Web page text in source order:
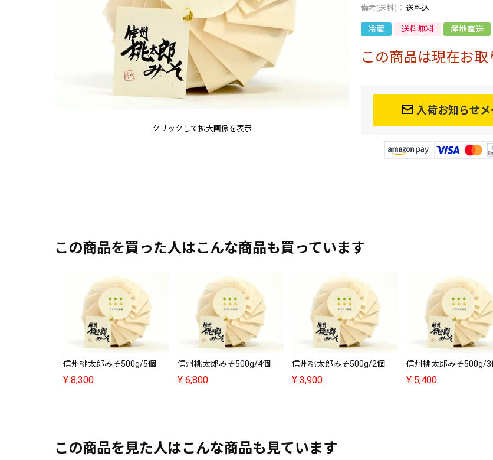
クリックして拡大画像を表示
送料込
冷蔵 送料無料 産地直送
この商品は現在お取
入荷お知らせメ
この商品を買った人はこんな商品も買っています
信州桃太郎みそ500g/5個
¥ 8,300
信州桃太郎みそ500g/4個
¥ 6,800
信州桃太郎みそ500g/2個
¥ 3,900
信州桃太郎みそ500g/3
¥ 5,400
この商品を見た人はこんな商品も見ています